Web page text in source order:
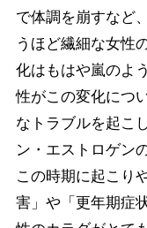
で体調を崩すなど
うほど繊細な女性
化はもはや嵐のよ
性がこの変化につ
なトラブルを起こ
ン・エストロゲン
この時期に起こり
害」や「更年期症